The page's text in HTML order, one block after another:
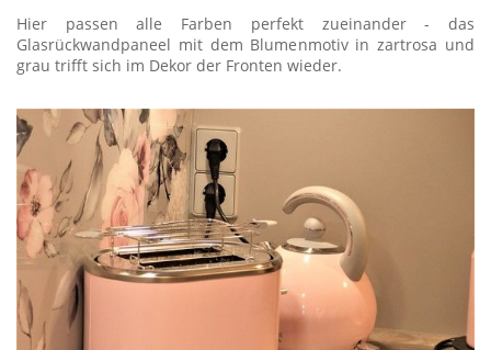
Hier passen alle Farben perfekt zueinander - das
Glasrückwandpaneel mit dem Blumenmotiv in zartrosa und
grau trifft sich im Dekor der Fronten wieder.